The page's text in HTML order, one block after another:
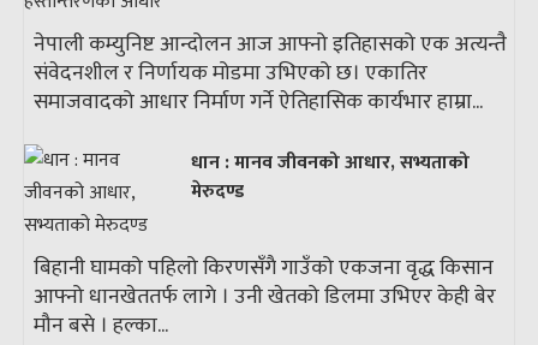
नेपाली कम्युनिष्ट आन्दोलन आज आफ्नो इतिहासको एक अत्यन्तै
संवेदनशील र निर्णायक मोडमा उभिएको छ। एकातिर
समाजवादको आधार निर्माण गर्ने ऐतिहासिक कार्यभार हाम्रा...
धान : मानव जीवनको आधार, सभ्यताको
मेरुदण्ड
बिहानी घामको पहिलो किरणसँगै गाउँको एकजना वृद्ध किसान
आफ्नो धानखेततर्फ लागे । उनी खेतको डिलमा उभिएर केही बेर
मौन बसे । हल्का...